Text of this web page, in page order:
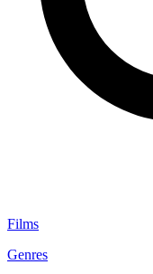
Films
Genres